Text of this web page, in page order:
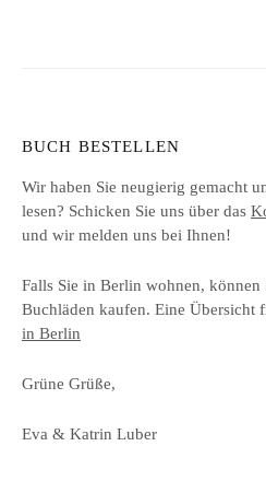
BUCH BESTELLEN
Wir haben Sie neugierig gemacht
lesen? Schicken Sie uns über das
und wir melden uns bei Ihnen!
Falls Sie in Berlin wohnen, können
Buchläden kaufen. Eine Übersicht
in Berlin
Grüne Grüße,
Eva & Katrin Luber